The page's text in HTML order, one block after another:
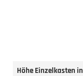
Höhe Einzelkasten in